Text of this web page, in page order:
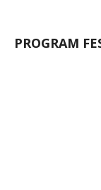
PROGRAM